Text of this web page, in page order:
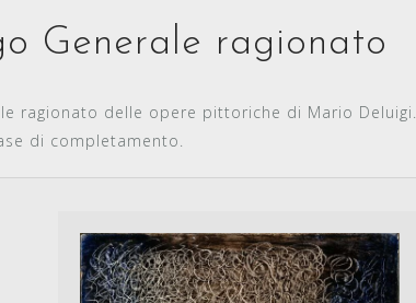
Generale ragionato
ragionato delle opere pittoriche di Mario Deluigi.
di completamento.